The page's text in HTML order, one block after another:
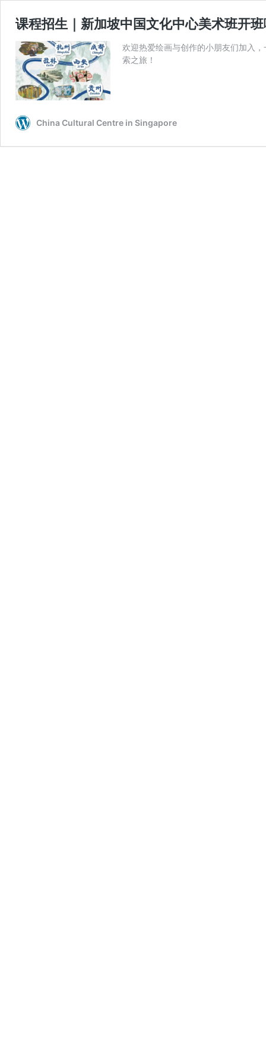
课程招生｜新加坡中国文化中心美术班开
欢迎热爱绘画与创作的小朋友们加入
索之旅！
China Cultural Centre in Singapore